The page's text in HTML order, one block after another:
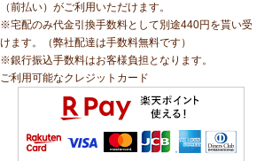
（前払い）がご利用いただけます。
※宅配のみ代金引換手数料として別途440円を貰い受
けます。（弊社配達は手数料無料です）
※銀行振込手数料はお客様負担となります。
ご利用可能なクレジットカード